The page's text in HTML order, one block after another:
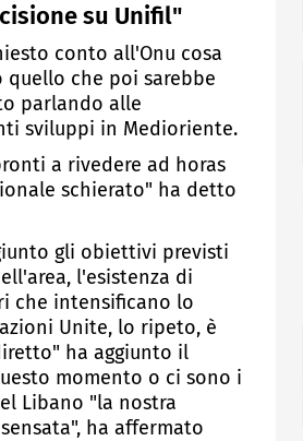
su Unifil"
conto all'Onu cosa
quello che poi sarebbe
parlando alle
sviluppi in Medioriente.
a rivedere ad horas
schierato" ha detto
gli obiettivi previsti
l'esistenza di
che intensificano lo
Unite, lo ripeto, è
ha aggiunto il
momento o ci sono i
Libano "la nostra
ha affermato